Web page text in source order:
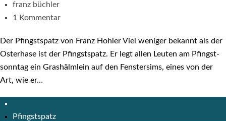
franz büchler
1 Kommentar
Der Pfingst­spatz von Franz Hoh­ler Viel weni­ger bekannt als der
Oster­ha­se ist der Pfingst­spatz. Er legt allen Leu­ten am Pfingst­
sonn­tag ein Gras­hälm­lein auf den Fens­ter­sims, eines von der
Art, wie er…
Pfingstspatz